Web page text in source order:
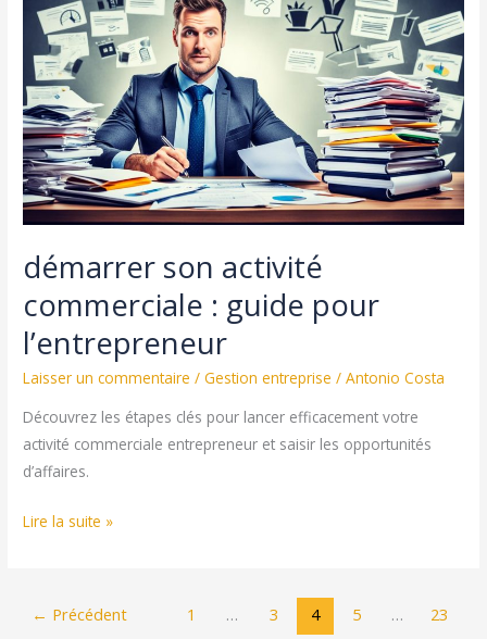
Risques
Charges
Guide
pour
Entrepreneurs
démarrer son activité
commerciale : guide pour
l’entrepreneur
Laisser un commentaire /Gestion entreprise /Antonio Costa
Découvrez les étapes clés pour lancer efficacement votre
activité commerciale entrepreneur et saisir les opportunités
d’affaires.
démarrer
Lire la suite »
← Précédent 1 … 3 4 5 …
23